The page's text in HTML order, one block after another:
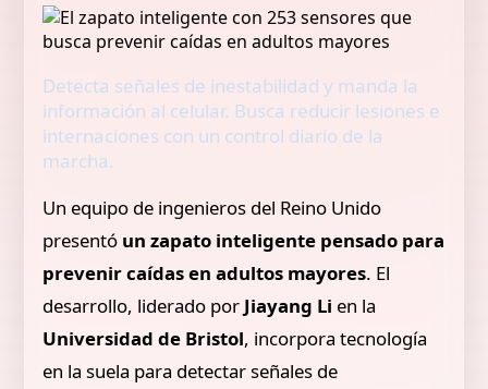
Detecta señales de inestabilidad y manda la
información al celular. Busca reducir lesiones e
internaciones con un control diario de la
marcha.
Un equipo de ingenieros del Reino Unido
presentó un zapato inteligente pensado para
prevenir caídas en adultos mayores. El
desarrollo, liderado por Jiayang Li en la
Universidad de Bristol, incorpora tecnología
en la suela para detectar señales de